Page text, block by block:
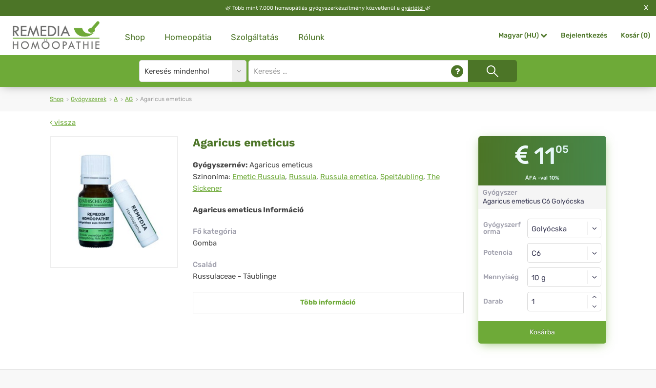
🌿 Több mint 7.000 homeopátiás gyógyszerkészítmény közvetlenül a gyártótól 🌿 X
Shop Homeopátia Szolgáltatás Rólunk Magyar (HU) Bejelentkezés Kosár (0)
Search
type
Site
search
Shop Gyógyszerek A AG Agaricus emeticus
vissza
Agaricus
emeticus
Agaricus emeticus
Gyógyszernév: Agaricus emeticus
Szinoníma: Emetic Russula, Russula, Russula emetica, Speitäubling, The
Sickener
Agaricus emeticus Információ
Fő kategória
Gomba
Család
Russulaceae - Täublinge
Több információ
1105
ÁFA -val 10%
Gyógyszer
Agaricus emeticusC6 Golyócska
Gyógyszerf
orma
Gyógyszerforma
Potencia
Golyócska
C6
Mennyiség
Golyócska
Darab
Kosárba